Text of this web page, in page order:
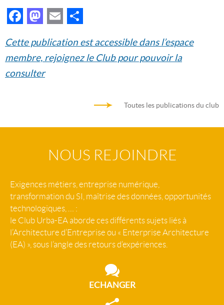
Facebook
Mastodon
Email
Cette publication est accessible dans l’espace
membre, rejoignez le Club pour pouvoir la
consulter
Toutes les publications du club
NOUS REJOINDRE
Exigences métiers, entreprise numérique,
transformation du SI, maîtrise des données, opportunités
technologiques, … :
le Club Urba-EA aborde ces différents sujets liés à
l’Architecture d’Entreprise ou « Enterprise Architecture
(EA) », sous l’angle des retours d’expériences.
ECHANGER